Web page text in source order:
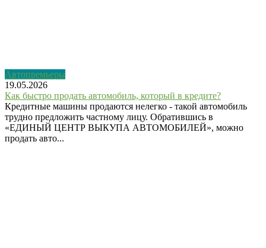
Автопремьеры
19.05.2026
Как быстро продать автомобиль, который в кредите?
Кредитные машины продаются нелегко - такой автомобиль
трудно предложить частному лицу. Обратившись в
«ЕДИНЫЙ ЦЕНТР ВЫКУПА АВТОМОБИЛЕЙ», можно
продать авто...